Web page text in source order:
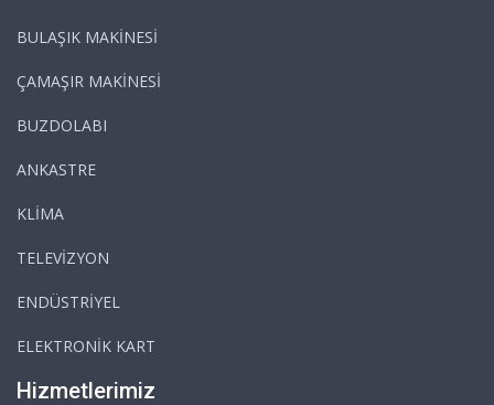
BULAŞIK MAKİNESİ
ÇAMAŞIR MAKİNESİ
BUZDOLABI
ANKASTRE
KLİMA
TELEVİZYON
ENDÜSTRİYEL
ELEKTRONİK KART
Hizmetlerimiz